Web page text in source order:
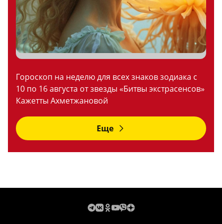
Гороскоп на неделю для всех знаков зодиака с
10 по 16 августа от звезды «Битвы экстрасенсов»
Кажетты Ахметжановой
Еще